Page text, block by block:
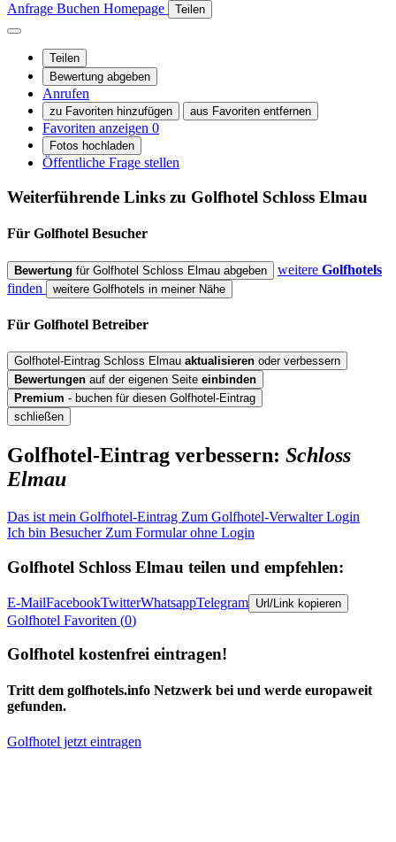
Anfrage Buchen Homepage Teilen
Teilen
Bewertung abgeben
Anrufen
zu Favoriten hinzufügen aus Favoriten entfernen
Favoriten anzeigen 0
Fotos hochladen
Öffentliche Frage stellen
Weiterführende Links zu Golfhotel Schloss Elmau
Für Golfhotel Besucher
Bewertung für Golfhotel Schloss Elmau abgeben weitere Golfhotels
finden
weitere Golfhotels in meiner Nähe
Für Golfhotel Betreiber
Golfhotel-Eintrag Schloss Elmau aktualisieren oder verbessern
Bewertungen auf der eigenen Seite einbinden
Premium - buchen für diesen Golfhotel-Eintrag
schließen
Golfhotel-Eintrag verbessern: Schloss
Elmau
Das ist mein Golfhotel-Eintrag Zum Golfhotel-Verwalter Login
Ich bin Besucher Zum Formular ohne Login
Golfhotel Schloss Elmau teilen und empfehlen:
E-MailFacebookTwitterWhatsappTelegram Url/Link kopieren
Golfhotel Favoriten (0)
Golfhotel kostenfrei eintragen!
Tritt dem golfhotels.info Netzwerk bei und werde europaweit
gefunden.
Golfhotel jetzt eintragen